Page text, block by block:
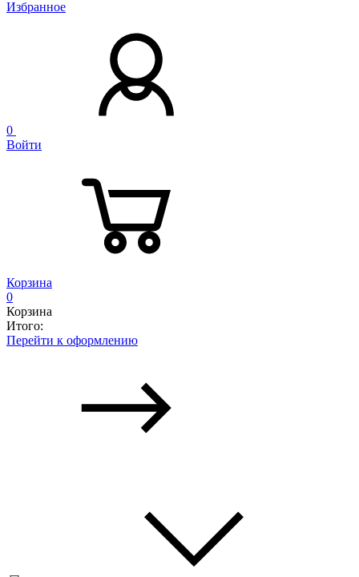
Избранное
0
Войти
Корзина
0
Корзина
Итого:
Перейти к оформлению